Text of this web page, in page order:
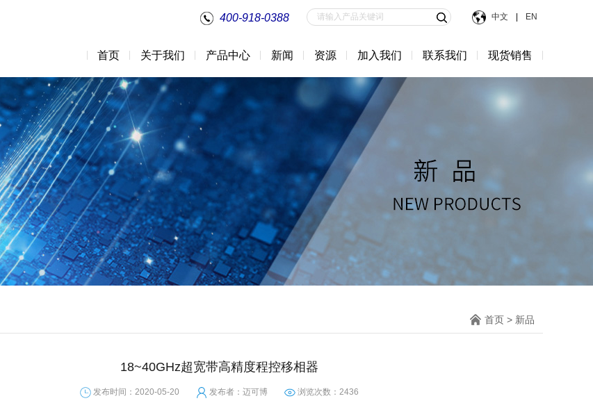
中文 EN
400-918-0388
首页 关于我们 产品中心 新闻 资源 加入我们 联系我们 现货销售
首页 > 新品
18~40GHz超宽带高精度程控移相器
发布时间：2020-05-20 发布者：迈可博 浏览次数：2436